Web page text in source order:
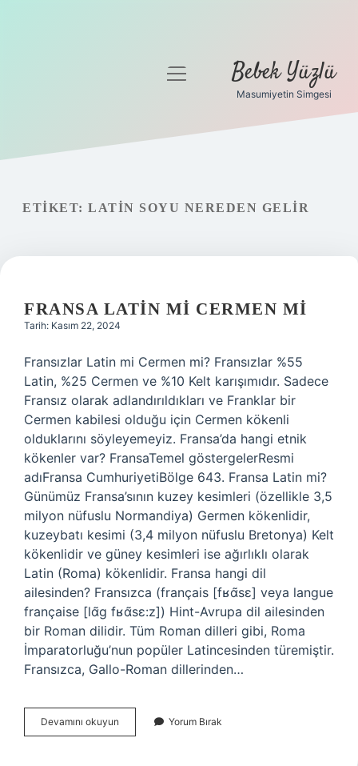
Gizlilik Politikası
menüyü
Bebek Yüzlü
Masumiyetin Simgesi
ETIKET: LATIN SOYU NEREDEN GELIR
FRANSA LATIN MI CERMEN MI
Tarih: Kasım 22, 2024
Fransızlar Latin mi Cermen mi? Fransızlar %55
Latin, %25 Cermen ve %10 Kelt karışımıdır. Sadece
Fransız olarak adlandırıldıkları ve Franklar bir
Cermen kabilesi olduğu için Cermen kökenli
olduklarını söyleyemeyiz. Fransa’da hangi etnik
kökenler var? FransaTemel göstergelerResmi
adıFransa CumhuriyetiBölge 643. Fransa Latin mi?
Günümüz Fransa’sının kuzey kesimleri (özellikle 3,5
milyon nüfuslu Normandiya) Germen kökenlidir,
kuzeybatı kesimi (3,4 milyon nüfuslu Bretonya) Kelt
kökenlidir ve güney kesimleri ise ağırlıklı olarak
Latin (Roma) kökenlidir. Fransa hangi dil
ailesinden? Fransızca (français [fʁɑ̃sɛ] veya langue
française [lɑ̃ɡ fʁɑ̃sɛ:z]) Hint-Avrupa dil ailesinden
bir Roman dilidir. Tüm Roman dilleri gibi, Roma
İmparatorluğu’nun popüler Latincesinden türemiştir.
Fransızca, Gallo-Roman dillerinden…
Devamını okuyun
Latin
Yorum Bırak